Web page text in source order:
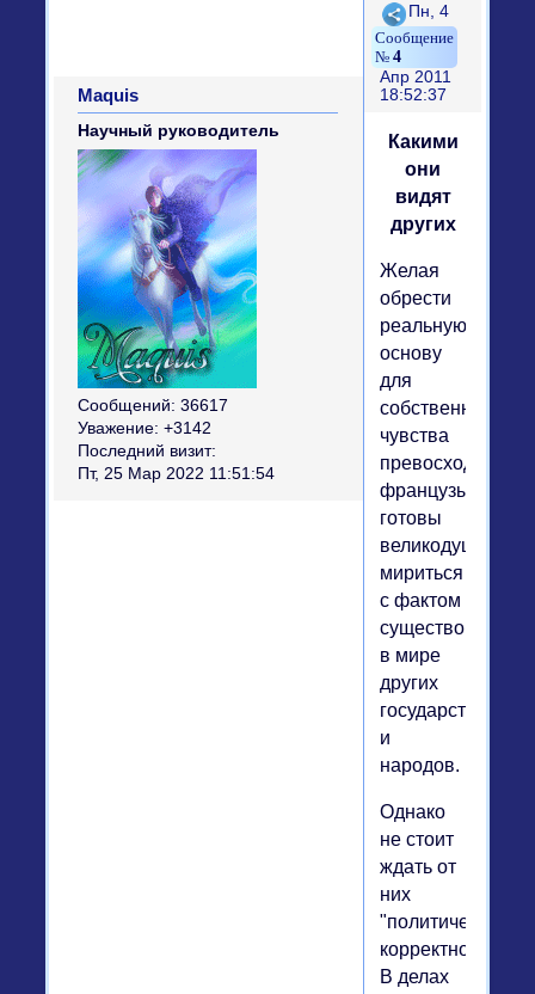
Поделиться
4
Пн, 4
Апр 2011
18:52:37
Maquis
Научный руководитель
Сообщений: 36617
Уважение: +3142
Последний визит:
Пт, 25 Мар 2022 11:51:54
Какими
они
видят
других
Желая
обрести
реальную
основу
для
собственного
чувства
превосходства,
французы
готовы
великодушно
мириться
с фактом
существования
в мире
других
государств
и
народов.
Однако
не стоит
ждать от
них
"политической
корректности"!
В делах